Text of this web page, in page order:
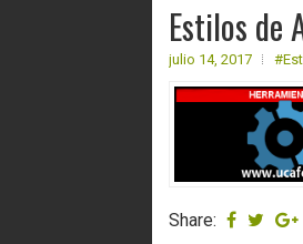
Estilos de
julio 14, 2017
Share: